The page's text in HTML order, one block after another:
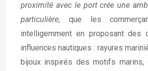
proximité avec le port crée une
particulière, que les
intelligemment en proposant des
influences nautiques : rayures
bijoux inspirés des motifs